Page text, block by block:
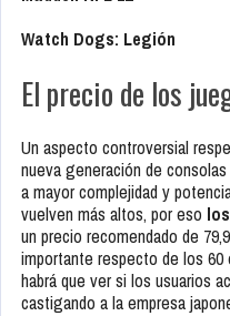
Watch Dogs: Legión
El precio de los
Un aspecto controversial
nueva generación de
a mayor complejidad y
vuelven más altos, por eso
un precio recomendado de
importante respecto de los 60
habrá que ver si los usuarios
castigando a la empresa